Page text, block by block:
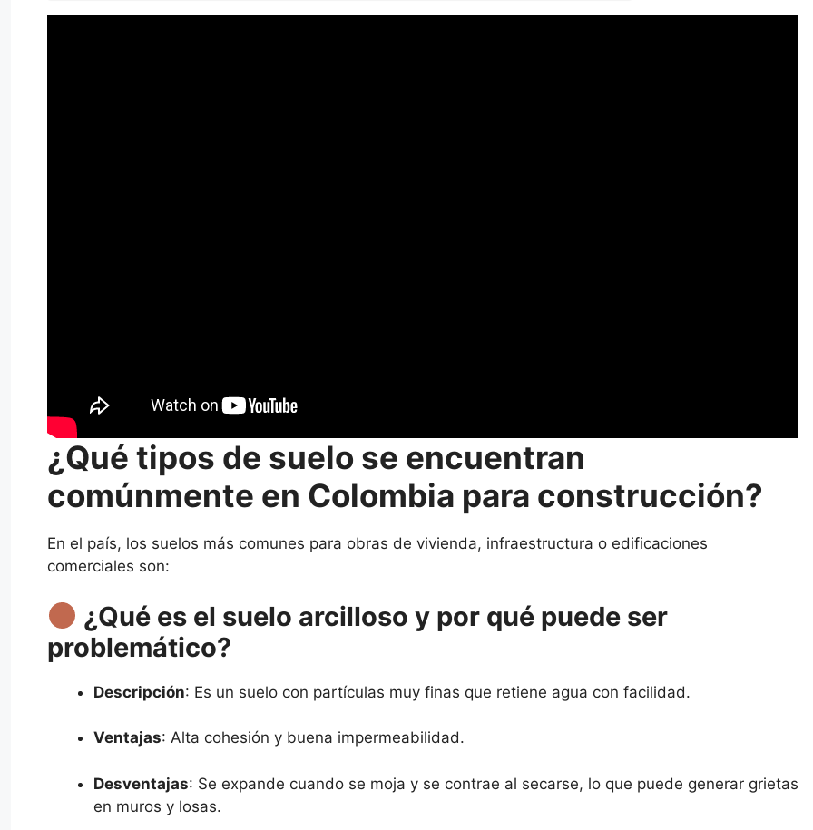
¿Qué tipos de suelo se encuentran
comúnmente en Colombia para construcción?
En el país, los suelos más comunes para obras de vivienda, infraestructura o edificaciones
comerciales son:
¿Qué es el suelo arcilloso y por qué puede ser
problemático?
Descripción: Es un suelo con partículas muy finas que retiene agua con facilidad.
Ventajas: Alta cohesión y buena impermeabilidad.
Desventajas: Se expande cuando se moja y se contrae al secarse, lo que puede generar grietas
en muros y losas.